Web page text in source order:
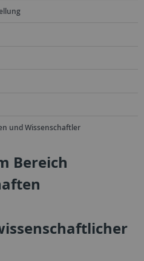
und Wissenschaftler
Bereich